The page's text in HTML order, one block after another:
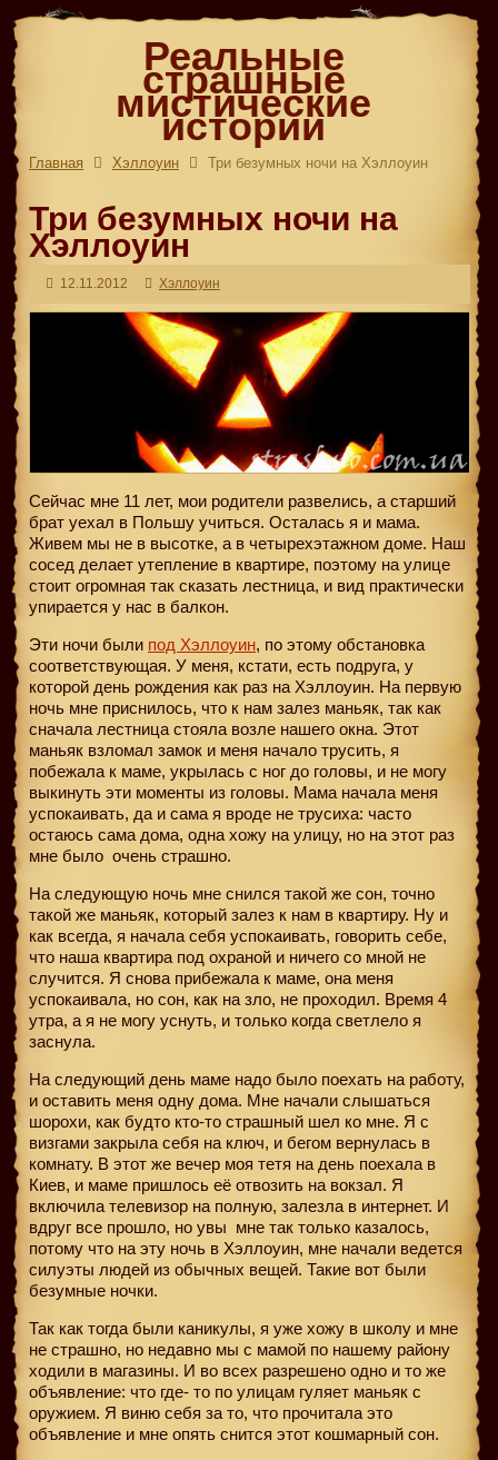
Реальные
страшные
мистические
истории
Главная Хэллоуин Три безумных ночи на Хэллоуин
Три безумных ночи на
Хэллоуин
12.11.2012 Хэллоуин
Сейчас мне 11 лет, мои родители развелись, а старший
брат уехал в Польшу учиться. Осталась я и мама.
Живем мы не в высотке, а в четырехэтажном доме. Наш
сосед делает утепление в квартире, поэтому на улице
стоит огромная так сказать лестница, и вид практически
упирается у нас в балкон.
Эти ночи были под Хэллоуин, по этому обстановка
соответствующая. У меня, кстати, есть подруга, у
которой день рождения как раз на Хэллоуин. На первую
ночь мне приснилось, что к нам залез маньяк, так как
сначала лестница стояла возле нашего окна. Этот
маньяк взломал замок и меня начало трусить, я
побежала к маме, укрылась с ног до головы, и не могу
выкинуть эти моменты из головы. Мама начала меня
успокаивать, да и сама я вроде не трусиха: часто
остаюсь сама дома, одна хожу на улицу, но на этот раз
мне было очень страшно.
На следующую ночь мне снился такой же сон, точно
такой же маньяк, который залез к нам в квартиру. Ну и
как всегда, я начала себя успокаивать, говорить себе,
что наша квартира под охраной и ничего со мной не
случится. Я снова прибежала к маме, она меня
успокаивала, но сон, как на зло, не проходил. Время 4
утра, а я не могу уснуть, и только когда светлело я
заснула.
На следующий день маме надо было поехать на работу,
и оставить меня одну дома. Мне начали слышаться
шорохи, как будто кто-то страшный шел ко мне. Я с
визгами закрыла себя на ключ, и бегом вернулась в
комнату. В этот же вечер моя тетя на день поехала в
Киев, и маме пришлось её отвозить на вокзал. Я
включила телевизор на полную, залезла в интернет. И
вдруг все прошло, но увы мне так только казалось,
потому что на эту ночь в Хэллоуин, мне начали ведется
силуэты людей из обычных вещей. Такие вот были
безумные ночки.
Так как тогда были каникулы, я уже хожу в школу и мне
не страшно, но недавно мы с мамой по нашему району
ходили в магазины. И во всех разрешено одно и то же
объявление: что где- то по улицам гуляет маньяк с
оружием. Я виню себя за то, что прочитала это
объявление и мне опять снится этот кошмарный сон.